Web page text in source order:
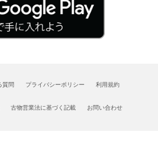
質問 プライバシーポリシー 利用規約
古物営業法に基づく記載 お問い合わせ